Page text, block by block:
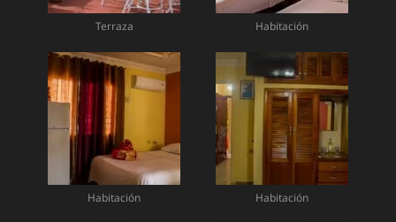
Terraza Habitación
Habitación Habitación